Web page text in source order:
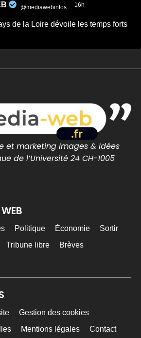
@mediawebinfos 16h
de la Loire dévoile les temps forts
web.fr
0 Twitter
@mediawebinfos · 24h
pieds dans le tapis… mais le fond du
Erreur de l'opposition ou malaise
@mediawebinfos · 4 Août
et marketing Images & Idées
de l’Université 24 CH-1005
Politique Économie
Sortir
Tribune libre
Brèves
Gestion des cookies
Mentions légales Contact